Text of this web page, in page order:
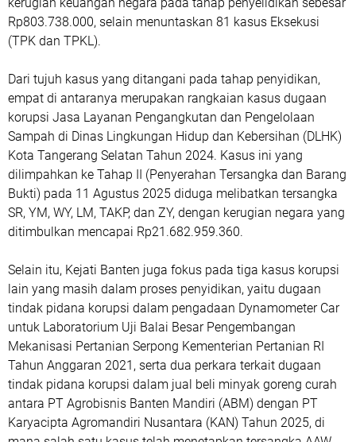
Rp803.738.000, selain menuntaskan 81 kasus Eksekusi
(TPK dan TPKL).
Dari tujuh kasus yang ditangani pada tahap penyidikan,
empat di antaranya merupakan rangkaian kasus dugaan
korupsi Jasa Layanan Pengangkutan dan Pengelolaan
Sampah di Dinas Lingkungan Hidup dan Kebersihan (DLHK)
Kota Tangerang Selatan Tahun 2024. Kasus ini yang
dilimpahkan ke Tahap II (Penyerahan Tersangka dan Barang
Bukti) pada 11 Agustus 2025 diduga melibatkan tersangka
SR, YM, WY, LM, TAKP, dan ZY, dengan kerugian negara yang
ditimbulkan mencapai Rp21.682.959.360.
Selain itu, Kejati Banten juga fokus pada tiga kasus korupsi
lain yang masih dalam proses penyidikan, yaitu dugaan
tindak pidana korupsi dalam pengadaan Dynamometer Car
untuk Laboratorium Uji Balai Besar Pengembangan
Mekanisasi Pertanian Serpong Kementerian Pertanian RI
Tahun Anggaran 2021, serta dua perkara terkait dugaan
tindak pidana korupsi dalam jual beli minyak goreng curah
antara PT Agrobisnis Banten Mandiri (ABM) dengan PT
Karyacipta Agromandiri Nusantara (KAN) Tahun 2025, di